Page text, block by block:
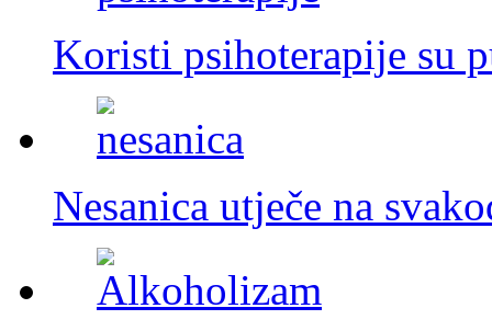
Koristi psihoterapije su
Nesanica utječe na